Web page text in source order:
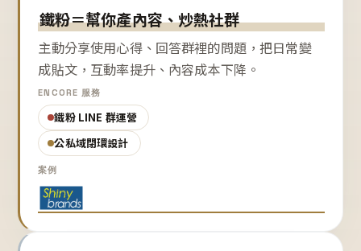
鐵粉＝幫你產內容、炒熱社群
主動分享使用心得、回答群裡的問題，把日常變
成貼文，互動率提升、內容成本下降。
ENCORE 服務
鐵粉 LINE 群運營
公私域閉環設計
案例